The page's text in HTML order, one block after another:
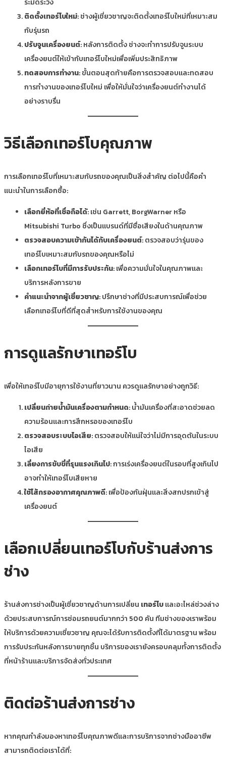
ระมัดระวัง
ติดตั้งเทอร์โบใหม่: ช่างผู้เชี่ยวชาญจะติดตั้งเทอร์โบใหม่ที่เหมาะสม
กับรุ่นรถ
ปรับจูนเครื่องยนต์: หลังการติดตั้ง ช่างจะทำการปรับจูนระบบ
เครื่องยนต์ให้เข้ากับเทอร์โบใหม่เพื่อเพิ่มประสิทธิภาพ
ทดสอบการทำงาน: ขั้นตอนสุดท้ายคือการตรวจสอบและทดสอบ
การทำงานของเทอร์โบใหม่ เพื่อให้มั่นใจว่าเครื่องยนต์ทำงานได้
อย่างราบรื่น
วิธีเลือกเทอร์โบคุณภาพ
การเลือกเทอร์โบที่เหมาะสมกับรถของคุณเป็นสิ่งสำคัญ ต่อไปนี้คือคำ
แนะนำในการเลือกซื้อ:
เลือกยี่ห้อที่เชื่อถือได้: เช่น Garrett, BorgWarner หรือ
Mitsubishi Turbo ซึ่งเป็นแบรนด์ที่มีชื่อเสียงในด้านคุณภาพ
ตรวจสอบความเข้ากันได้กับเครื่องยนต์: ตรวจสอบว่ารุ่นของ
เทอร์โบเหมาะสมกับรถของคุณหรือไม่
เลือกเทอร์โบที่มีการรับประกัน: เพื่อความมั่นใจในคุณภาพและ
บริการหลังการขาย
คำแนะนำจากผู้เชี่ยวชาญ: ปรึกษาช่างที่มีประสบการณ์เพื่อช่วย
เลือกเทอร์โบที่ดีที่สุดสำหรับการใช้งานของคุณ
การดูแลรักษาเทอร์โบ
เพื่อให้เทอร์โบมีอายุการใช้งานที่ยาวนาน ควรดูแลรักษาอย่างถูกวิธี:
เปลี่ยนถ่ายน้ำมันเครื่องตามกำหนด: น้ำมันเครื่องที่สะอาดช่วยลด
ความร้อนและการสึกหรอของเทอร์โบ
ตรวจสอบระบบไอเสีย: ตรวจสอบให้แน่ใจว่าไม่มีการอุดตันในระบบ
ไอเสีย
เลี่ยงการขับขี่ที่รุนแรงเกินไป: การเร่งเครื่องยนต์ในรอบที่สูงเกินไป
อาจทำให้เทอร์โบเสียหาย
ใช้ไส้กรองอากาศคุณภาพดี: เพื่อป้องกันฝุ่นและสิ่งสกปรกเข้าสู่
เครื่องยนต์
เลือกเปลี่ยนเทอร์โบกับร้านส่งการ
ช่าง
ร้านส่งการช่างเป็นผู้เชี่ยวชาญด้านการเปลี่ยน เทอร์โบและอะไหล่ช่วงล่าง
ด้วยประสบการณ์การซ่อมรถยนต์มากกว่า 500 คัน ทีมช่างของเราพร้อม
ให้บริการด้วยความเชี่ยวชาญ คุณจะได้รับการติดตั้งที่ได้มาตรฐาน พร้อม
การรับประกันหลังการขายทุกชิ้น บริการของเรายังครอบคลุมทั้งการติดตั้ง
ที่หน้าร้านและบริการจัดส่งทั่วประเทศ
ติดต่อร้านส่งการช่าง
หากคุณกำลังมองหาเทอร์โบคุณภาพดีและการบริการจากช่างมืออาชีพ
สามารถติดต่อเราได้ที่: